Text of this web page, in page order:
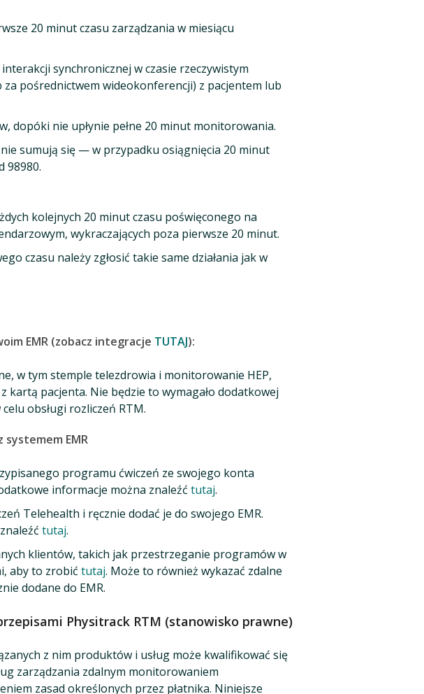
20 minut czasu zarządzania w miesiącu
synchronicznej w czasie rzeczywistym
pośrednictwem wideokonferencji) z pacjentem lub
dopóki nie upłynie pełne 20 minut monitorowania.
nie sumują się — w przypadku osiągnięcia 20 minut
98980.
kolejnych 20 minut czasu poświęconego na
wykraczających poza pierwsze 20 minut.
czasu należy zgłosić takie same działania jak w
EMR (zobacz integracje TUTAJ):
w tym stemple telezdrowia i monitorowanie HEP,
kartą pacjenta. Nie będzie to wymagało dodatkowej
obsługi rozliczeń RTM.
EMR
programu ćwiczeń ze swojego konta
informacje można znaleźć tutaj.
Telehealth i ręcznie dodać je do swojego EMR.
tutaj.
klientów, takich jak przestrzeganie programów w
aby to zrobić tutaj. Może to również wykazać zdalne
dodane do EMR.
Physitrack RTM (stanowisko prawne)
z nim produktów i usług może kwalifikować się
zarządzania zdalnym monitorowaniem
zasad określonych przez płatnika. Niniejsze